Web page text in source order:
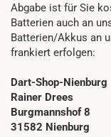
Abgabe ist für Sie
Batterien auch an
Batterien/Akkus an
frankiert erfolgen:
Dart-Shop-Nienburg
Rainer Drees
Burgmannshof 8
31582 Nienburg